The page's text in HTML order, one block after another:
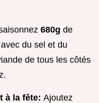
680g de
du sel et du
de tous les côtés
à la fête: Ajoutez